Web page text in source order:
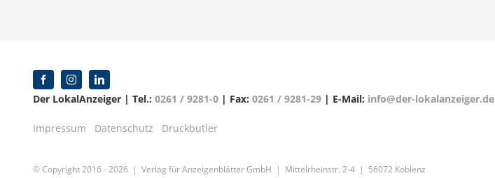
Der LokalAnzeiger | Tel.: 0261 / 9281-0 | Fax: 0261 / 9281-29 | E-Mail: info@der-lokalanzeiger.de
Impressum Datenschutz Druckbutler
© Copyright 2016 -2026 | Verlag für Anzeigenblätter GmbH | Mittelrheinstr. 2-4 | 56072 Koblenz